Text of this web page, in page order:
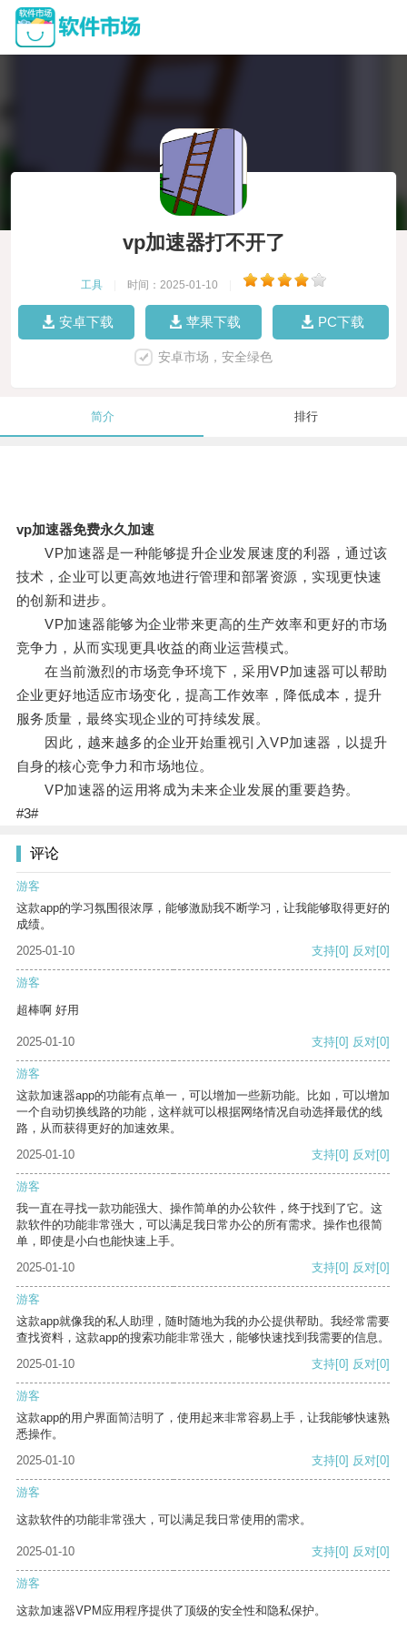
vp加速器打不开了
工具 时间：2025-01-10
安卓下载 苹果下载 PC下载
安卓市场，安全绿色
简介 排行
vp加速器免费永久加速
VP加速器是一种能够提升企业发展速度的利器，通过该
技术，企业可以更高效地进行管理和部署资源，实现更快速
的创新和进步。
VP加速器能够为企业带来更高的生产效率和更好的市场
竞争力，从而实现更具收益的商业运营模式。
在当前激烈的市场竞争环境下，采用VP加速器可以帮助
企业更好地适应市场变化，提高工作效率，降低成本，提升
服务质量，最终实现企业的可持续发展。
因此，越来越多的企业开始重视引入VP加速器，以提升
自身的核心竞争力和市场地位。
VP加速器的运用将成为未来企业发展的重要趋势。
#3#
评论
游客
这款app的学习氛围很浓厚，能够激励我不断学习，让我能够取得更好的
成绩。
2025-01-10
支持[0] 反对[0]
游客
超棒啊 好用
2025-01-10 支持[0] 反对[0]
游客
这款加速器app的功能有点单一，可以增加一些新功能。比如，可以增加
一个自动切换线路的功能，这样就可以根据网络情况自动选择最优的线
路，从而获得更好的加速效果。
2025-01-10
支持[0] 反对[0]
游客
我一直在寻找一款功能强大、操作简单的办公软件，终于找到了它。这
款软件的功能非常强大，可以满足我日常办公的所有需求。操作也很简
单，即使是小白也能快速上手。
2025-01-10
支持[0] 反对[0]
游客
这款app就像我的私人助理，随时随地为我的办公提供帮助。我经常需要
查找资料，这款app的搜索功能非常强大，能够快速找到我需要的信息。
2025-01-10
支持[0] 反对[0]
游客
这款app的用户界面简洁明了，使用起来非常容易上手，让我能够快速熟
悉操作。
2025-01-10
支持[0] 反对[0]
游客
这款软件的功能非常强大，可以满足我日常使用的需求。
2025-01-10 支持[0] 反对[0]
游客
这款加速器VPM应用程序提供了顶级的安全性和隐私保护。